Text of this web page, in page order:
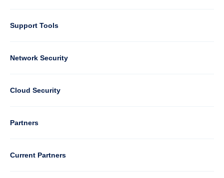
Support Tools
Column
2
Network Security
Cloud Security
Column
3
Partners
Current Partners